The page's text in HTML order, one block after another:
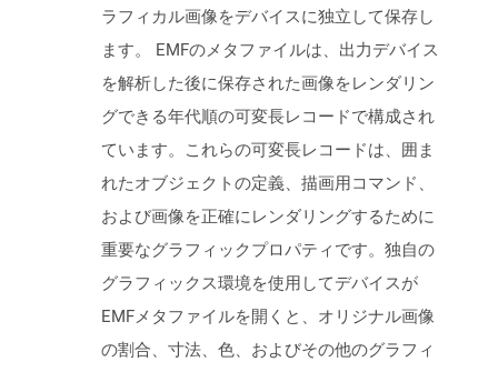
ラフィカル画像をデバイスに独立して保存し
ます。 EMFのメタファイルは、出力デバイス
を解析した後に保存された画像をレンダリン
グできる年代順の可変長レコードで構成され
ています。これらの可変長レコードは、囲ま
れたオブジェクトの定義、描画用コマンド、
および画像を正確にレンダリングするために
重要なグラフィックプロパティです。独自の
グラフィックス環境を使用してデバイスが
EMFメタファイルを開くと、オリジナル画像
の割合、寸法、色、およびその他のグラフィ